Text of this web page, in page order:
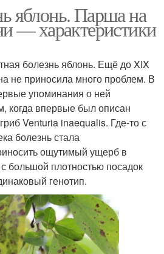
яблонь. Парша на
— характеристики
болезнь яблонь. Ещё до XIX
не приносила много проблем. В
упоминания о ней
когда впервые был описан
Venturia inaequalis. Где-то с
болезнь стала
ощутимый ущерб в
большой плотностью посадок
генотип.